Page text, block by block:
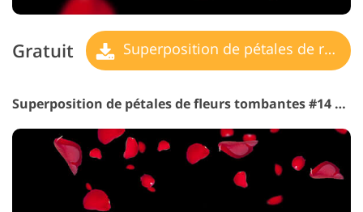
Gratuit Superposition de pétales de rose
Superposition de pétales de fleurs tombantes #14 "Passion"